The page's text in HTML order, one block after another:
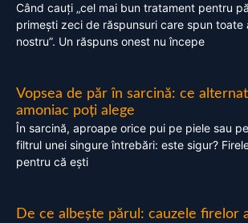
Când cauți „cel mai bun tratament pentru
primești zeci de răspunsuri care spun toate
nostru”. Un răspuns onest nu începe
Vopsea de păr în sarcină: ce
amoniac poți alege
În sarcină, aproape orice pui pe piele sau
filtrul unei singure întrebări: este sigur?
pentru că ești
De ce albește părul: cauzele firelor